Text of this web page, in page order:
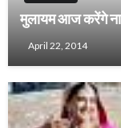
मुलायम आज करेंगे
April 22, 2014